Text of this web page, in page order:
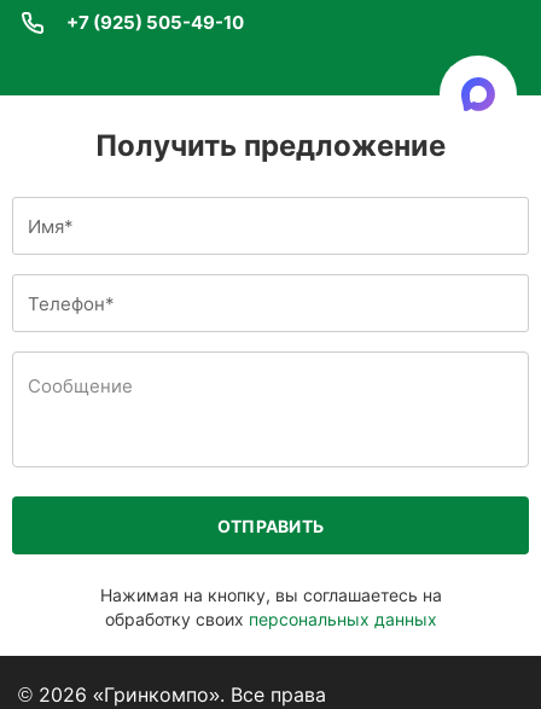
+7 (925) 505-49-10
Получить предложение
ОТПРАВИТЬ
Нажимая на кнопку, вы соглашаетесь на
обработку своих персональных данных
© 2026 «Гринкомпо». Все права